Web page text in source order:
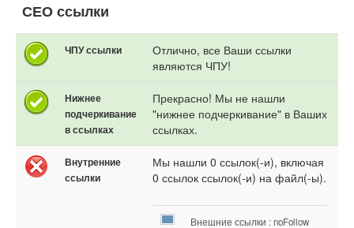
СЕО ссылки
ЧПУ ссылки
Отлично, все Ваши ссылки
являются ЧПУ!
Нижнее
подчеркивание
в ссылках
Прекрасно! Мы не нашли
"нижнее подчеркивание" в Ваших
ссылках.
Внутренние
ссылки
Мы нашли 0 ссылок(-и), включая
0 ссылок ссылок(-и) на файл(-ы).
Внешние ссылки : noFollow